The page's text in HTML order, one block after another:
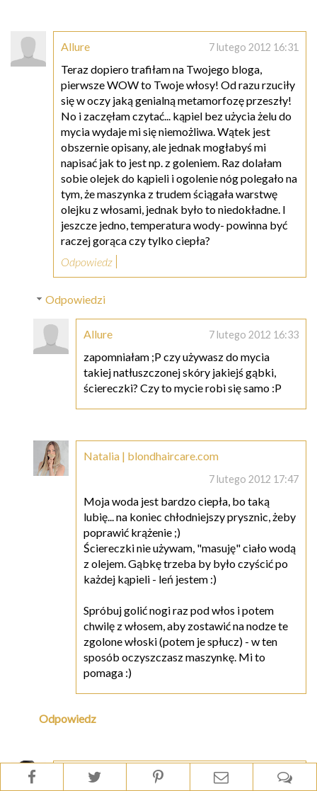
Allure 7 lutego 2012 16:31
Teraz dopiero trafiłam na Twojego bloga,
pierwsze WOW to Twoje włosy! Od razu rzuciły
się w oczy jaką genialną metamorfozę przeszły!
No i zaczęłam czytać... kąpiel bez użycia żelu do
mycia wydaje mi się niemożliwa. Wątek jest
obszernie opisany, ale jednak mogłabyś mi
napisać jak to jest np. z goleniem. Raz dolałam
sobie olejek do kąpieli i ogolenie nóg polegało na
tym, że maszynka z trudem ściągała warstwę
olejku z włosami, jednak było to niedokładne. I
jeszcze jedno, temperatura wody- powinna być
raczej gorąca czy tylko ciepła?
Odpowiedz
Odpowiedzi
Allure 7 lutego 2012 16:33
zapomniałam ;P czy używasz do mycia
takiej natłuszczonej skóry jakiejś gąbki,
ściereczki? Czy to mycie robi się samo :P
Natalia | blondhaircare.com
7 lutego 2012 17:47
Moja woda jest bardzo ciepła, bo taką
lubię... na koniec chłodniejszy prysznic, żeby
poprawić krążenie ;)
Ściereczki nie używam, "masuję" ciało wodą
z olejem. Gąbkę trzeba by było czyścić po
każdej kąpieli - leń jestem :)
Spróbuj golić nogi raz pod włos i potem
chwilę z włosem, aby zostawić na nodze te
zgolone włoski (potem je spłucz) - w ten
sposób oczyszczasz maszynkę. Mi to
pomaga :)
Odpowiedz
7 lutego 2012 22:31